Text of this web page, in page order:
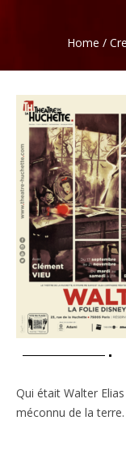
Home /
Qui était Walter
méconnu de la terre.